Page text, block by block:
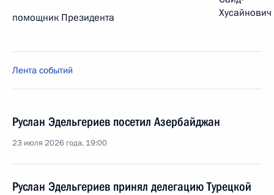
помощник Президента
Лента событий
Руслан Эдельгериев посетил Азербайджан
23 июля 2026 года, 19:00
Руслан Эдельгериев принял делегацию Турецкой